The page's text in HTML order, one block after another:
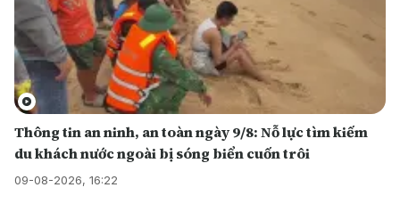
Thông tin an ninh, an toàn ngày 9/8: Nỗ lực tìm kiếm
du khách nước ngoài bị sóng biển cuốn trôi
09-08-2026, 16:22